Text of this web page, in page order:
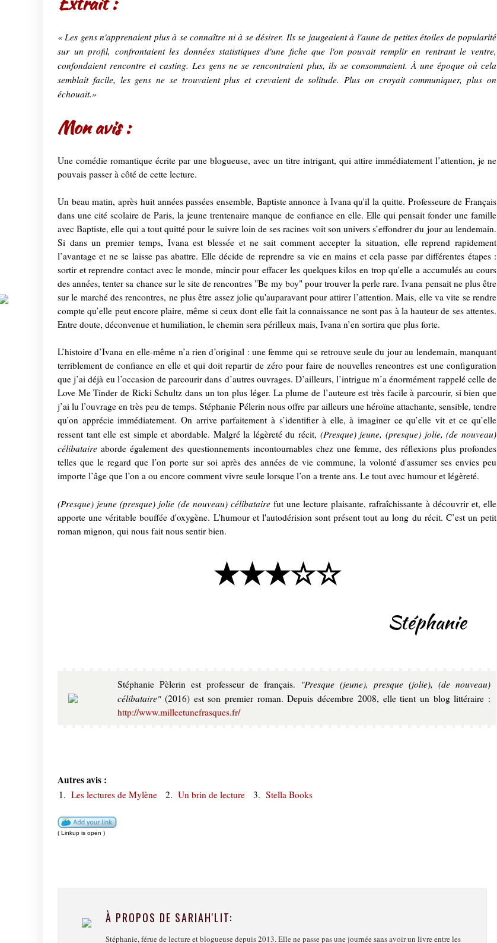
« Les gens n'apprenaient plus à se connaître ni à se désirer. Ils se jaugeaient à l'aune de petites étoiles de popularité
sur un profil, confrontaient les données statistiques d'une fiche que l'on pouvait remplir en rentrant le ventre,
confondaient rencontre et casting. Les gens ne se rencontraient plus, ils se consommaient. À une époque où cela
semblait facile, les gens ne se trouvaient plus et crevaient de solitude. Plus on croyait communiquer, plus on
échouait.»
Mon avis :
Une comédie romantique écrite par une blogueuse, avec un titre intrigant, qui attire immédiatement l’attention, je ne
pouvais passer à côté de cette lecture.
Un beau matin, après huit années passées ensemble, Baptiste annonce à Ivana qu'il la quitte. Professeure de Français
dans une cité scolaire de Paris, la jeune trentenaire manque de confiance en elle. Elle qui pensait fonder une famille
avec Baptiste, elle qui a tout quitté pour le suivre loin de ses racines voit son univers s’effondrer du jour au lendemain.
Si dans un premier temps, Ivana est blessée et ne sait comment accepter la situation, elle reprend rapidement
l’avantage et ne se laisse pas abattre. Elle décide de reprendre sa vie en mains et cela passe par différentes étapes :
sortir et reprendre contact avec le monde, mincir pour effacer les quelques kilos en trop qu'elle a accumulés au cours
des années, tenter sa chance sur le site de rencontres "Be my boy" pour trouver la perle rare. Ivana pensait ne plus être
sur le marché des rencontres, ne plus être assez jolie qu'auparavant pour attirer l’attention. Mais, elle va vite se rendre
compte qu’elle peut encore plaire, même si ceux dont elle fait la connaissance ne sont pas à la hauteur de ses attentes.
Entre doute, déconvenue et humiliation, le chemin sera périlleux mais, Ivana n’en sortira que plus forte.
L’histoire d’Ivana en elle-même n’a rien d’original : une femme qui se retrouve seule du jour au lendemain, manquant
terriblement de confiance en elle et qui doit repartir de zéro pour faire de nouvelles rencontres est une configuration
que j’ai déjà eu l’occasion de parcourir dans d’autres ouvrages. D’ailleurs, l’intrigue m’a énormément rappelé celle de
Love Me Tinder de Ricki Schultz dans un ton plus léger. La plume de l’auteure est très facile à parcourir, si bien que
j’ai lu l’ouvrage en très peu de temps. Stéphanie Pélerin nous offre par ailleurs une héroïne attachante, sensible, tendre
qu’on apprécie immédiatement. On arrive parfaitement à s’identifier à elle, à imaginer ce qu’elle vit et ce qu’elle
ressent tant elle est simple et abordable. Malgré la légèreté du récit, (Presque) jeune, (presque) jolie, (de nouveau)
célibataire aborde également des questionnements incontournables chez une femme, des réflexions plus profondes
telles que le regard que l’on porte sur soi après des années de vie commune, la volonté d'assumer ses envies peu
importe l’âge que l’on a ou encore comment vivre seule lorsque l’on a trente ans. Le tout avec humour et légèreté.
(Presque) jeune (presque) jolie (de nouveau) célibatairefut une lecture plaisante, rafraîchissante à découvrir et, elle
apporte une véritable bouffée d'oxygène. L'humour et l'autodérision sont présent tout au long du récit. C’est un petit
roman mignon, qui nous fait nous sentir bien.
★★★☆☆
Stéphanie
Stéphanie Pèlerin est professeur de français. "Presque (jeune), presque (jolie), (de nouveau)
célibataire"(2016) est son premier roman. Depuis décembre 2008, elle tient un blog littéraire :
http://www.milleetunefrasques.fr/
Autres avis :
1. Les lectures de Mylène 2. Un brin de lecture 3. Stella Books
( Linkup is open )
À PROPOS DE SARIAH'LIT:
Stéphanie, férue de lecture et blogueuse depuis 2013. Elle ne passe pas une journée sans avoir un livre entre les